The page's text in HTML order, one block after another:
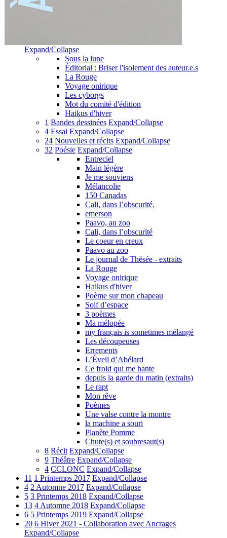
Expand/Collapse
Sous la lune
Éditorial : Briser l'isolement des auteur.e.s
La Rouge
Voyage onirique
Les cyborgs
Mot du comité d'édition
Haikus d'hiver
1 Bandes dessinées Expand/Collapse
4 Essai Expand/Collapse
24 Nouvelles et récits Expand/Collapse
32 Poésie Expand/Collapse
Entreciel
Main légère
Je me souviens
Mélancolie
150 Canadas
Cali, dans l’obscurité.
emerson
Paavo, au zoo
Cali, dans l’obscurité
Le coeur en creux
Paavo au zoo
Le journal de Thésée - extraits
La Rouge
Voyage onirique
Haikus d'hiver
Poème sur mon chapeau
Soif d’espace
3 poèmes
Ma mélopée
my français is sometimes mélangé
Les découpeuses
Errements
L’Éveil d’Abélard
Ce froid qui me hante
depuis la garde du matin (extraits)
Le rapt
Mon rêve
Poèmes
Une valse contre la montre
la machine a souri
Planète Pomme
Chute(s) et soubresaut(s)
8 Récit Expand/Collapse
9 Théâtre Expand/Collapse
4 CCLONC Expand/Collapse
11 1 Printemps 2017 Expand/Collapse
4 2 Automne 2017 Expand/Collapse
5 3 Printemps 2018 Expand/Collapse
13 4 Automne 2018 Expand/Collapse
6 5 Printemps 2019 Expand/Collapse
20 6 Hiver 2021 - Collaboration avec Ancrages
Expand/Collapse